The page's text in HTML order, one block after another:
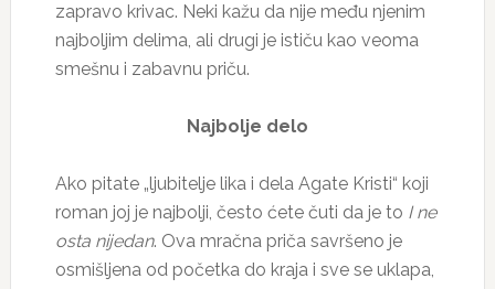
zapravo krivac. Neki kažu da nije među njenim
najboljim delima, ali drugi je ističu kao veoma
smešnu i zabavnu priču.
Najbolje delo
Ako pitate „ljubitelje lika i dela Agate Kristi“ koji
roman joj je najbolji, često ćete čuti da je to I ne
osta nijedan. Ova mračna priča savršeno je
osmišljena od početka do kraja i sve se uklapa,